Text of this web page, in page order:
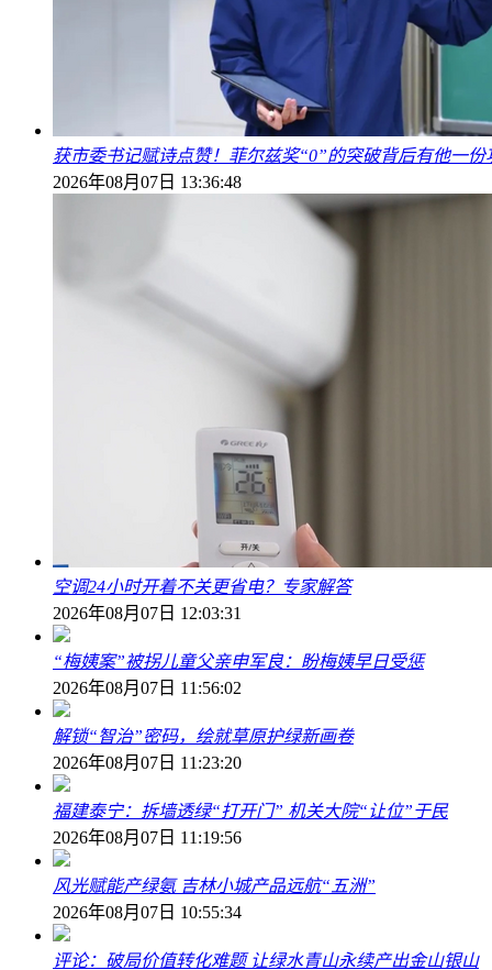
获市委书记赋诗点赞！菲尔兹奖“0”的突破背后有他一份
2026年08月07日 13:36:48
空调24小时开着不关更省电？专家解答
2026年08月07日 12:03:31
“梅姨案”被拐儿童父亲申军良：盼梅姨早日受惩
2026年08月07日 11:56:02
解锁“智治”密码，绘就草原护绿新画卷
2026年08月07日 11:23:20
福建泰宁：拆墙透绿“打开门” 机关大院“让位”于民
2026年08月07日 11:19:56
风光赋能产绿氨 吉林小城产品远航“五洲”
2026年08月07日 10:55:34
评论：破局价值转化难题 让绿水青山永续产出金山银山